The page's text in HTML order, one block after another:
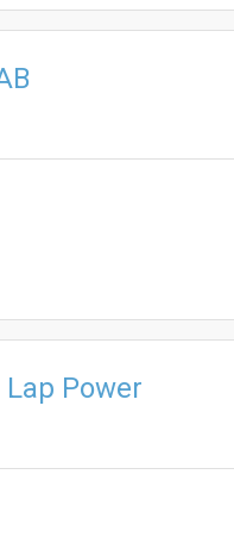
Power